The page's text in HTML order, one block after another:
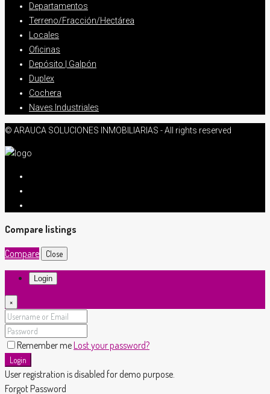
Departamentos
Terreno/Fracción/Hectárea
Locales
Oficinas
Depósito | Galpón
Duplex
Cochera
Naves Industriales
© ARAUCA SOLUCIONES INMOBILIARIAS - All rights reserved
Compare listings
Compare
Close
Login
×
Remember meLost your password?
Login
User registration is disabled for demo purpose.
Forgot Password